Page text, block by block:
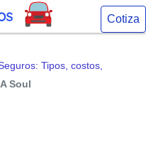
Cotiza
Tipos, costos,
Soul